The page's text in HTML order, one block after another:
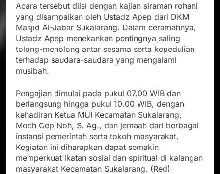
Acara tersebut diisi dengan kajian siraman rohani
yang disampaikan oleh Ustadz Apep dari DKM
Masjid Al-Jabar Sukalarang. Dalam ceramahnya,
Ustadz Apep menekankan pentingnya saling
tolong-menolong antar sesama serta kepedulian
terhadap saudara-saudara yang mengalami
musibah.
Pengajian dimulai pada pukul 07.00 WIB dan
berlangsung hingga pukul 10.00 WIB, dengan
kehadiran Ketua MUI Kecamatan Sukalarang,
Moch Cep Noh, S. Ag., dan jemaah dari berbagai
instansi pemerintah serta tokoh masyarakat.
Kegiatan ini diharapkan dapat semakin
memperkuat ikatan sosial dan spiritual di kalangan
masyarakat Kecamatan Sukalarang. (Red)